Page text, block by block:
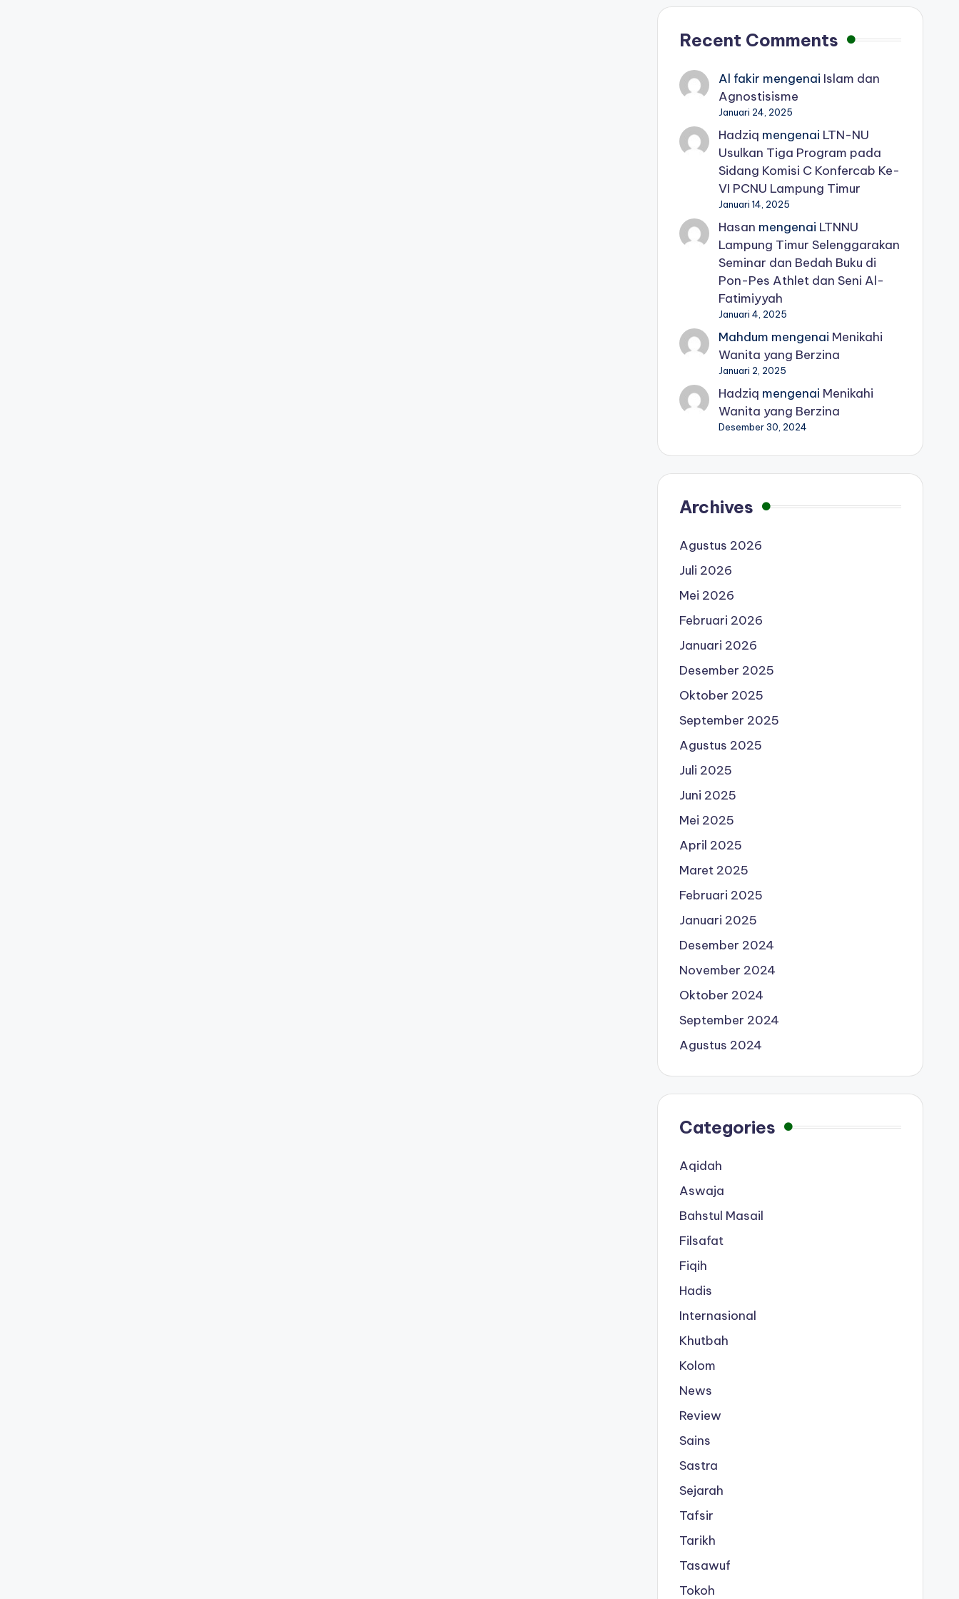
Recent Comments
Al fakir mengenai Islam dan
Agnostisisme
Januari 24, 2025
Hadziq mengenai LTN-NU
Usulkan Tiga Program pada
Sidang Komisi C Konfercab Ke-
VI PCNU Lampung Timur
Januari 14, 2025
Hasan mengenai LTNNU
Lampung Timur Selenggarakan
Seminar dan Bedah Buku di
Pon-Pes Athlet dan Seni Al-
Fatimiyyah
Januari 4, 2025
Mahdum mengenai Menikahi
Wanita yang Berzina
Januari 2, 2025
Hadziq mengenai Menikahi
Wanita yang Berzina
Desember 30, 2024
Archives
Agustus 2026
Juli 2026
Mei 2026
Februari 2026
Januari 2026
Desember 2025
Oktober 2025
September 2025
Agustus 2025
Juli 2025
Juni 2025
Mei 2025
April 2025
Maret 2025
Februari 2025
Januari 2025
Desember 2024
November 2024
Oktober 2024
September 2024
Agustus 2024
Categories
Aqidah
Aswaja
Bahstul Masail
Filsafat
Fiqih
Hadis
Internasional
Khutbah
Kolom
News
Review
Sains
Sastra
Sejarah
Tafsir
Tarikh
Tasawuf
Tokoh